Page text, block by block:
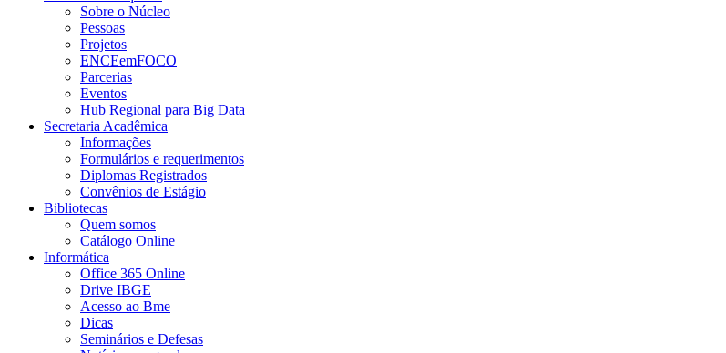
Sobre o Núcleo
Pessoas
Projetos
ENCEemFOCO
Parcerias
Eventos
Hub Regional para Big Data
Secretaria Acadêmica
Informações
Formulários e requerimentos
Diplomas Registrados
Convênios de Estágio
Bibliotecas
Quem somos
Catálogo Online
Informática
Office 365 Online
Drive IBGE
Acesso ao Bme
Dicas
Seminários e Defesas